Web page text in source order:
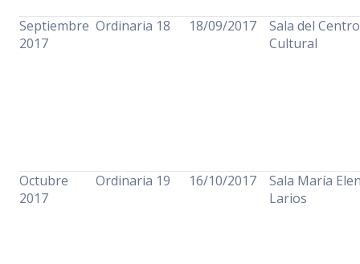
Septiembre
2017
Ordinaria 18 18/09/2017
Sala del Centro
Cultural
Octubre
2017
Ordinaria 19 16/10/2017
Sala María
Larios